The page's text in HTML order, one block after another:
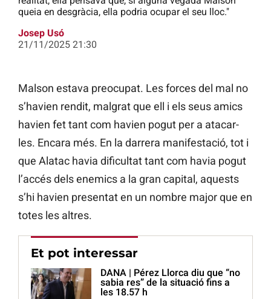
queia en desgràcia, ella podria ocupar el seu lloc."
Josep Usó
21/11/2025 21:30
Malson estava preocupat. Les forces del mal no
s’havien rendit, malgrat que ell i els seus amics
havien fet tant com havien pogut per a atacar-
les. Encara més. En la darrera manifestació, tot i
que Alatac havia dificultat tant com havia pogut
l’accés dels enemics a la gran capital, aquests
s’hi havien presentat en un nombre major que en
totes les altres.
Et pot interessar
DANA | Pérez Llorca diu que “no
sabia res” de la situació fins a
les 18.57 h